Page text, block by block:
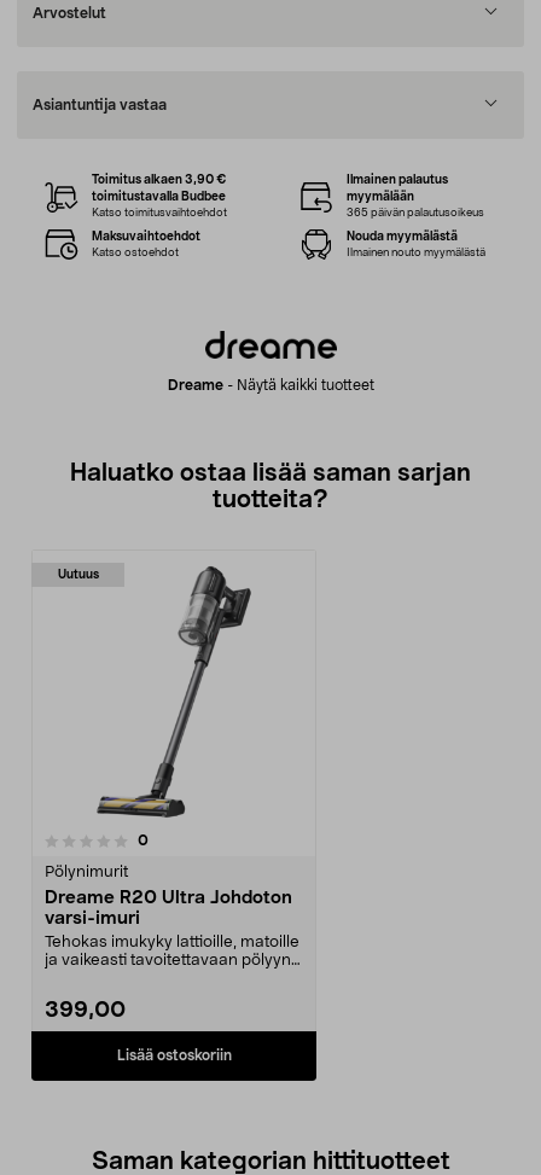
Arvostelut
Asiantuntija vastaa
Dreame- Näytä kaikki tuotteet
Toimitus alkaen 3,90 €
toimitustavalla Budbee
Katso toimitusvaihtoehdot
Ilmainen palautus
myymälään
365 päivän palautusoikeus
Maksuvaihtoehdot
Katso ostoehdot
Nouda myymälästä
Ilmainen nouto myymälästä
Haluatko ostaa lisää saman sarjan
tuotteita?
Uutuus
0arvostelut
Pölynimurit
Dreame R20 Ultra Johdoton
varsi-imuri
Tehokas imukyky lattioille, matoille
ja vaikeasti tavoitettavaan pölyyn.
399,00
Lisää ostoskoriin
Saman kategorian hittituotteet